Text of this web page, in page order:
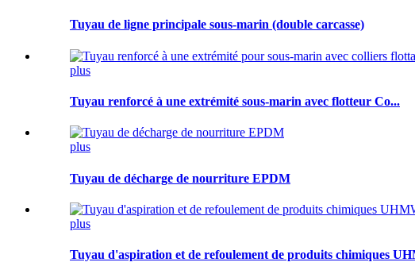
Tuyau de ligne principale sous-marin (double carcasse)
plus
Tuyau renforcé à une extrémité sous-marin avec flotteur Co...
plus
Tuyau de décharge de nourriture EPDM
plus
Tuyau d'aspiration et de refoulement de produits chimiques